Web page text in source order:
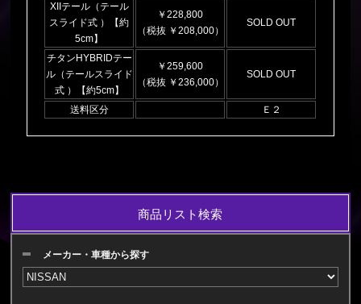
XIIテール（テール
スライド式 ）【約
5cm】
￥228,800
（税抜 ￥208,000）
SOLD OUT
チタンHYBRIDテー
ル（テールスライド
式 ）【約5cm】
￥259,600
（税抜 ￥236,000）
SOLD OUT
送料区分 Ｅ２
商品リスト検索
メーカー・車種から探す